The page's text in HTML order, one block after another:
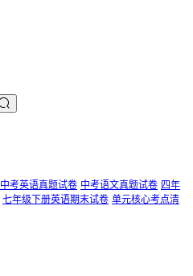
中考英语真题试卷 中考语文真题试卷 四年
七年级下册英语期末试卷 单元核心考点清